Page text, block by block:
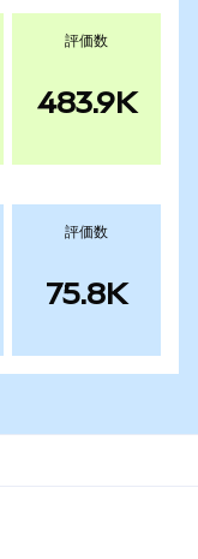
評価数
483.9K
評価数
75.8K